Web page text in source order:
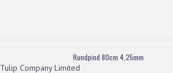
Rundpind 80cm 4,25mm
Tulip Company Limited